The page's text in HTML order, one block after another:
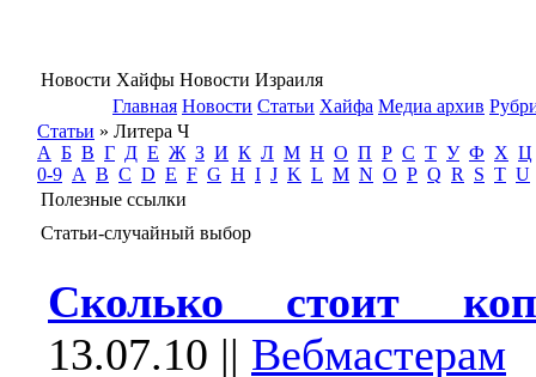
Новости Хайфы Новости Израиля
Главная Новости Статьи Хайфа Медиа архив
Статьи » Литера Ч
А Б В Г Д Е Ж З И К Л М Н О П Р С Т У Ф Х Ц
0-9 A B C D E F G H I J K L M N O P Q R S T U
Полезные ссылки
Статьи-случайный выбор
Сколько стоит
13.07.10 || Вебмастерам